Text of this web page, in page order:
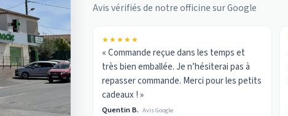
Avis vérifiés de notre officine sur Google
★★★★★
« Commande reçue dans les temps et
très bien emballée. Je n’hésiterai pas à
repasser commande. Merci pour les petits
cadeaux ! »
Quentin B. Avis Google